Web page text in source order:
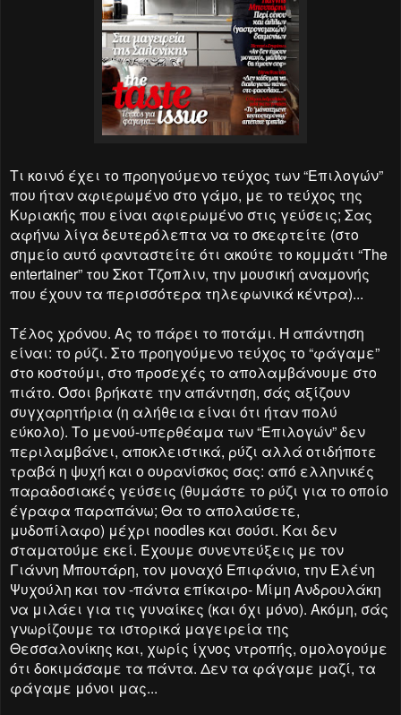
Τι κοινό έχει το προηγούμενο τεύχος των “Επιλογών”
που ήταν αφιερωμένο στο γάμο, με το τεύχος της
Κυριακής που είναι αφιερωμένο στις γεύσεις; Σας
αφήνω λίγα δευτερόλεπτα να το σκεφτείτε (στο
σημείο αυτό φανταστείτε ότι ακούτε το κομμάτι “The
entertainer” του Σκοτ Τζοπλιν, την μουσική αναμονής
που έχουν τα περισσότερα τηλεφωνικά κέντρα)...
Τέλος χρόνου. Ας το πάρει το ποτάμι. Η απάντηση
είναι: το ρύζι. Στο προηγούμενο τεύχος το “φάγαμε”
στο κοστούμι, στο προσεχές το απολαμβάνουμε στο
πιάτο. Όσοι βρήκατε την απάντηση, σάς αξίζουν
συγχαρητήρια (η αλήθεια είναι ότι ήταν πολύ
εύκολο). Το μενού-υπερθέαμα των “Επιλογών” δεν
περιλαμβάνει, αποκλειστικά, ρύζι αλλά οτιδήποτε
τραβά η ψυχή και ο ουρανίσκος σας: από ελληνικές
παραδοσιακές γεύσεις (θυμάστε το ρύζι για το οποίο
έγραφα παραπάνω; Θα το απολαύσετε,
μυδοπίλαφο) μέχρι noodles και σούσι. Και δεν
σταματούμε εκεί. Έχουμε συνεντεύξεις με τον
Γιάννη Μπουτάρη, τον μοναχό Επιφάνιο, την Ελένη
Ψυχούλη και τον -πάντα επίκαιρο- Μίμη Ανδρουλάκη
να μιλάει για τις γυναίκες (και όχι μόνο). Ακόμη, σάς
γνωρίζουμε τα ιστορικά μαγειρεία της
Θεσσαλονίκης και, χωρίς ίχνος ντροπής, ομολογούμε
ότι δοκιμάσαμε τα πάντα. Δεν τα φάγαμε μαζί, τα
φάγαμε μόνοι μας...